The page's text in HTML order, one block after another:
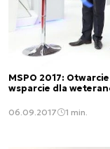
MSPO 2017:
wsparcie dla
06.09.2017 1 min.